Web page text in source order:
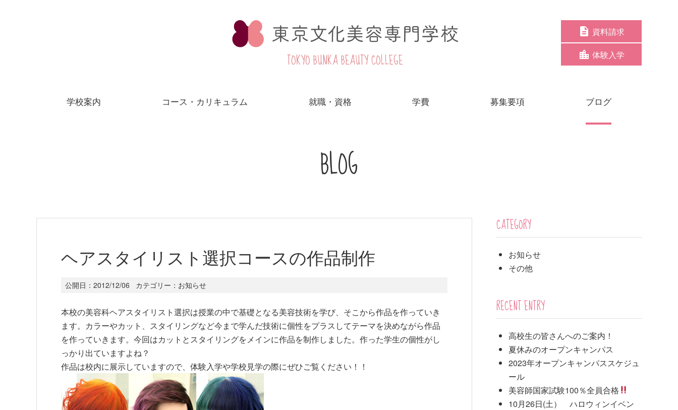
TOKYO BUNKA BEAUTY COLLEGE
資料請求
体験入学
学校案内 コース・カリキュラム 就職・資格 学費 募集要項 ブログ
BLOG
ヘアスタイリスト選択コースの作品制作
公開日： 2012/12/06 カテゴリー： お知らせ
本校の美容科ヘアスタイリスト選択は授業の中で基礎となる美容技術を学び、そこから作品を作っていき
ます。カラーやカット、スタイリングなど今まで学んだ技術に個性をプラスしてテーマを決めながら作品
を作っていきます。今回はカットとスタイリングをメインに作品を制作しました。作った学生の個性がし
っかり出ていますよね？
作品は校内に展示していますので、体験入学や学校見学の際にぜひご覧ください！！
CATEGORY
お知らせ
その他
RECENT ENTRY
高校生の皆さんへのご案内！
夏休みのオープンキャンパス
2023年オープンキャンパススケジュ
ール
美容師国家試験100％全員合格
10月26日(土） ハロウィンイベン